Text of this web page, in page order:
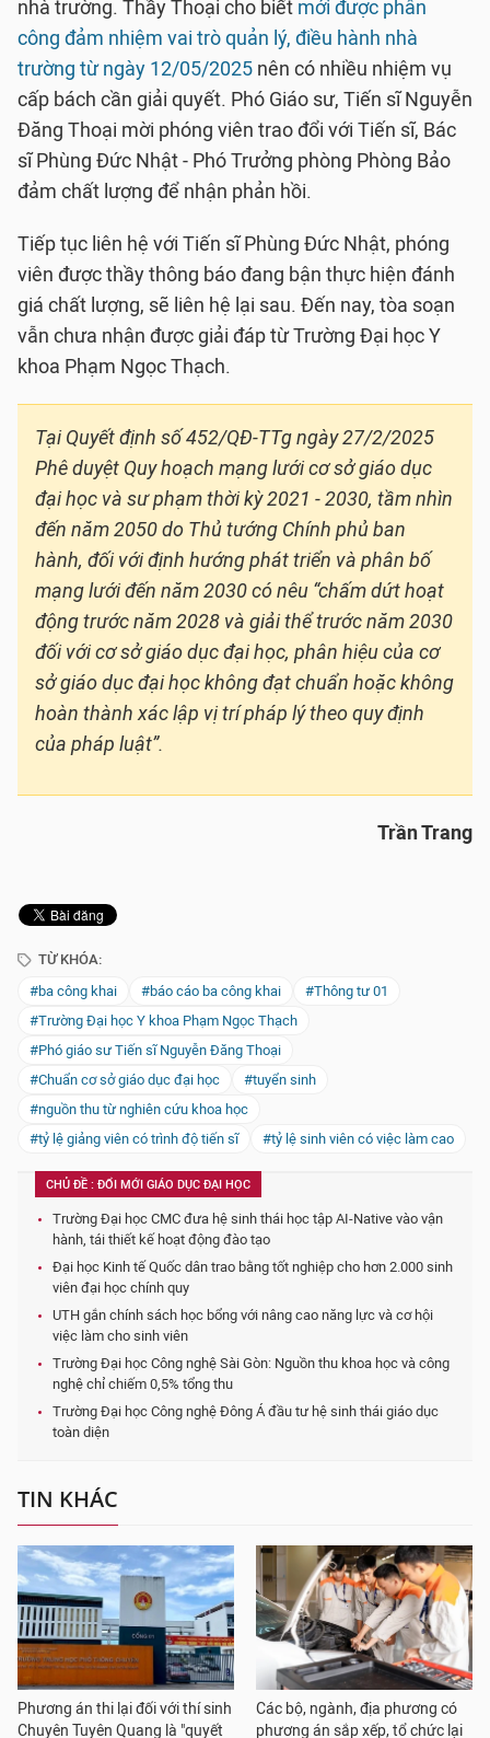
nhà trường. Thầy Thoại cho biết mới được phân
công đảm nhiệm vai trò quản lý, điều hành nhà
trường từ ngày 12/05/2025 nên có nhiều nhiệm vụ
cấp bách cần giải quyết. Phó Giáo sư, Tiến sĩ Nguyễn
Đăng Thoại mời phóng viên trao đổi với Tiến sĩ, Bác
sĩ Phùng Đức Nhật - Phó Trưởng phòng Phòng Bảo
đảm chất lượng để nhận phản hồi.
Tiếp tục liên hệ với Tiến sĩ Phùng Đức Nhật, phóng
viên được thầy thông báo đang bận thực hiện đánh
giá chất lượng, sẽ liên hệ lại sau. Đến nay, tòa soạn
vẫn chưa nhận được giải đáp từ Trường Đại học Y
khoa Phạm Ngọc Thạch.
Tại Quyết định số 452/QĐ-TTg ngày 27/2/2025
Phê duyệt Quy hoạch mạng lưới cơ sở giáo dục
đại học và sư phạm thời kỳ 2021 - 2030, tầm nhìn
đến năm 2050 do Thủ tướng Chính phủ ban
hành, đối với định hướng phát triển và phân bố
mạng lưới đến năm 2030 có nêu “chấm dứt hoạt
động trước năm 2028 và giải thể trước năm 2030
đối với cơ sở giáo dục đại học, phân hiệu của cơ
sở giáo dục đại học không đạt chuẩn hoặc không
hoàn thành xác lập vị trí pháp lý theo quy định
của pháp luật”.
Trần Trang
TỪ KHÓA:
#ba công khai
#báo cáo ba công khai
#Thông tư 01
#Trường Đại học Y khoa Phạm Ngọc Thạch
#Phó giáo sư Tiến sĩ Nguyễn Đăng Thoại
#Chuẩn cơ sở giáo dục đại học
#tuyển sinh
#nguồn thu từ nghiên cứu khoa học
#tỷ lệ giảng viên có trình độ tiến sĩ
#tỷ lệ sinh viên có việc làm cao
CHỦ ĐỀ : ĐỔI MỚI GIÁO DỤC ĐẠI HỌC
Trường Đại học CMC đưa hệ sinh thái học tập AI-Native vào vận
hành, tái thiết kế hoạt động đào tạo
Đại học Kinh tế Quốc dân trao bằng tốt nghiệp cho hơn 2.000 sinh
viên đại học chính quy
UTH gắn chính sách học bổng với nâng cao năng lực và cơ hội
việc làm cho sinh viên
Trường Đại học Công nghệ Sài Gòn: Nguồn thu khoa học và công
nghệ chỉ chiếm 0,5% tổng thu
Trường Đại học Công nghệ Đông Á đầu tư hệ sinh thái giáo dục
toàn diện
TIN KHÁC
Phương án thi lại đối với thí sinh
Chuyên Tuyên Quang là "quyết
Các bộ, ngành, địa phương có
phương án sắp xếp, tổ chức lại